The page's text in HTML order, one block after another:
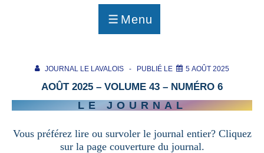
Menu
MENU
JOURNAL LE LAVALOIS PUBLIÉ LE 5 AOÛT 2025
AOÛT 2025 – VOLUME 43 – NUMÉRO 6
LE JOURNAL
Vous préférez lire ou survoler le journal entier? Cliquez
sur la page couverture du journal.